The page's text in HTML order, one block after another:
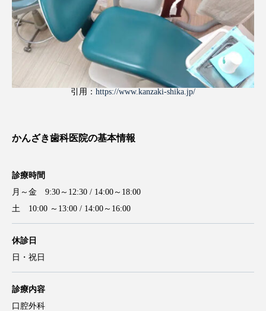
引用： https://www.kanzaki-shika.jp/
かんざき歯科医院の基本情報
診療時間
月～金 9:30～12:30 / 14:00～18:00
土 10:00 ～13:00 / 14:00～16:00
休診日
日・祝日
診療内容
口腔外科